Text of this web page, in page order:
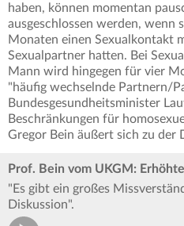
haben, können momentan
ausgeschlossen werden, wenn
Monaten einen Sexualkontakt
Sexualpartner hatten. Bei
Mann wird hingegen für vier
"häufig wechselnde Partnern/
Bundesgesundheitsminister
Beschränkungen für
Gregor Bein äußert sich zu der
Prof. Bein vom UKGM:
"Es gibt ein großes
Diskussion".